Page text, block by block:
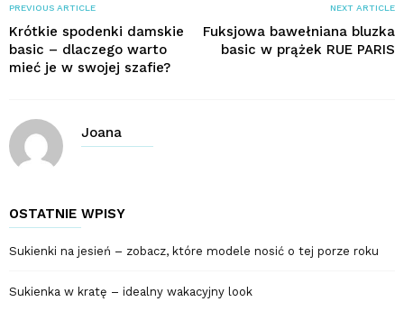
PREVIOUS ARTICLE
Krótkie spodenki damskie
basic – dlaczego warto
mieć je w swojej szafie?
NEXT ARTICLE
Fuksjowa bawełniana bluzka
basic w prążek RUE PARIS
Joana
OSTATNIE WPISY
Sukienki na jesień – zobacz, które modele nosić o tej porze roku
Sukienka w kratę – idealny wakacyjny look